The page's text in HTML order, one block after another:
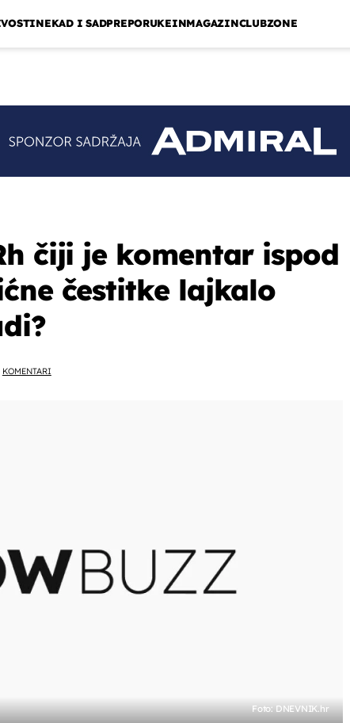
NEKAD I SADPREPORUKEINMAGAZINCLUBZONE
čiji je komentar ispod
čestitke lajkalo
KOMENTARI
Foto: DNEVNIK.hr